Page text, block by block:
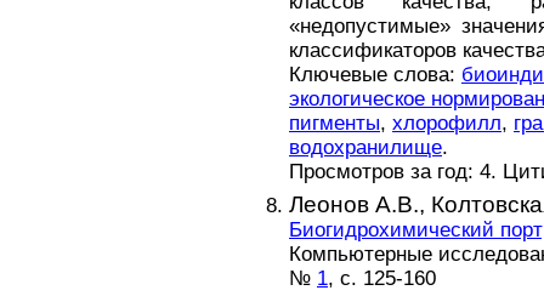
«недопустимые»
классификаторов
Ключевые слова:
экологическое
пигменты, хлорофилл,
водохранилище.
Просмотров за год: 4.
Леонов А.В.,
Биогидрохимический
Компьютерные
№ 1, с. 125-160